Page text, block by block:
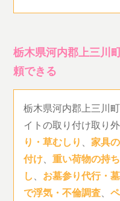
栃木県河内郡上三川
頼できる
栃木県河内郡上三川
イトの取り付け取り
り・草むしり 、家具
付け、重い荷物の持
し、 お墓参り代行・
で浮気・不倫調査、